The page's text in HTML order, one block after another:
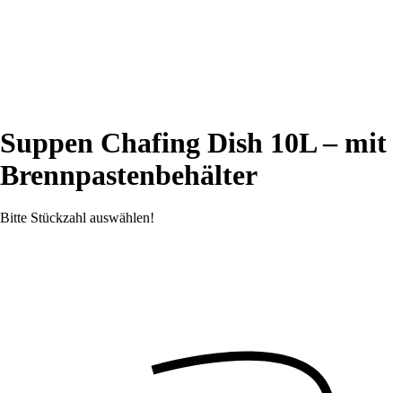
Suppen Chafing Dish 10L – mit
Brennpastenbehälter
Bitte Stückzahl auswählen!